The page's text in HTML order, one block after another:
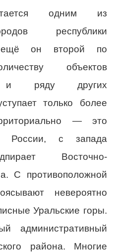
одним из
республики
ещё он второй по
объектов
и ряду других
только более
— это
России, с запада
Восточно-
С противоположной
невероятно
Уральские горы.
административный
района. Многие